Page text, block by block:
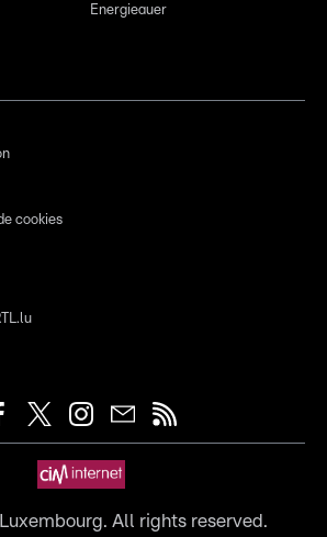
Energieauer
cookies
All rights reserved.